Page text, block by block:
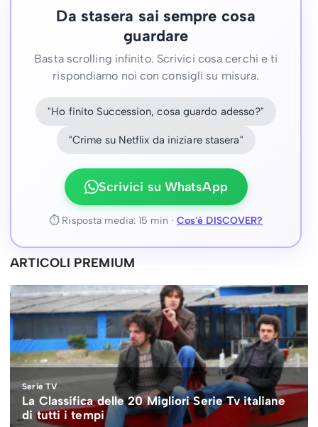
Da stasera sai sempre cosa
guardare
Basta scrolling infinito. Scrivici cosa cerchi e ti
rispondiamo noi con consigli su misura.
"Ho finito Succession, cosa guardo adesso?"
"Crime su Netflix da iniziare stasera"
Scrivici su WhatsApp
⏱ Risposta media: 15 min · Cos'è DISCOVER?
ARTICOLI PREMIUM